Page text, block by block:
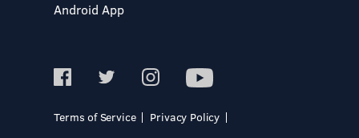
Android App
Terms of Service
Privacy Policy